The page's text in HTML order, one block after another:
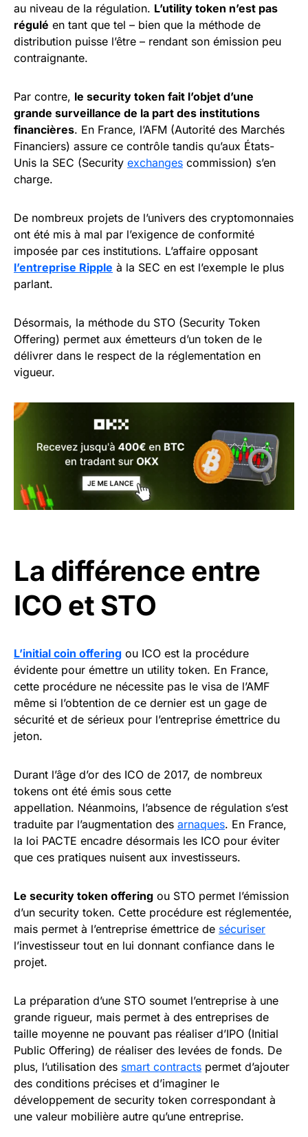
au niveau de la régulation. L’utility token n’est pas
régulé en tant que tel – bien que la méthode de
distribution puisse l’être – rendant son émission peu
contraignante.
Par contre, le security token fait l’objet d’une
grande surveillance de la part des institutions
financières. En France, l’AFM (Autorité des Marchés
Financiers) assure ce contrôle tandis qu’aux États-
Unis la SEC (Security exchanges commission) s’en
charge.
De nombreux projets de l’univers des cryptomonnaies
ont été mis à mal par l’exigence de conformité
imposée par ces institutions. L’affaire opposant
l’entreprise Ripple à la SEC en est l’exemple le plus
parlant.
Désormais, la méthode du STO (Security Token
Offering) permet aux émetteurs d’un token de le
délivrer dans le respect de la réglementation en
vigueur.
La différence entre
ICO et STO
L’initial coin offering ou ICO est la procédure
évidente pour émettre un utility token. En France,
cette procédure ne nécessite pas le visa de l’AMF
même si l’obtention de ce dernier est un gage de
sécurité et de sérieux pour l’entreprise émettrice du
jeton.
Durant l’âge d’or des ICO de 2017, de nombreux
tokens ont été émis sous cette
appellation. Néanmoins, l’absence de régulation s’est
traduite par l’augmentation des arnaques. En France,
la loi PACTE encadre désormais les ICO pour éviter
que ces pratiques nuisent aux investisseurs.
Le security token offering ou STO permet l’émission
d’un security token. Cette procédure est réglementée,
mais permet à l’entreprise émettrice de sécuriser
l’investisseur tout en lui donnant confiance dans le
projet.
La préparation d’une STO soumet l’entreprise à une
grande rigueur, mais permet à des entreprises de
taille moyenne ne pouvant pas réaliser d’IPO (Initial
Public Offering) de réaliser des levées de fonds. De
plus, l’utilisation des smart contracts permet d’ajouter
des conditions précises et d’imaginer le
développement de security token correspondant à
une valeur mobilière autre qu’une entreprise.